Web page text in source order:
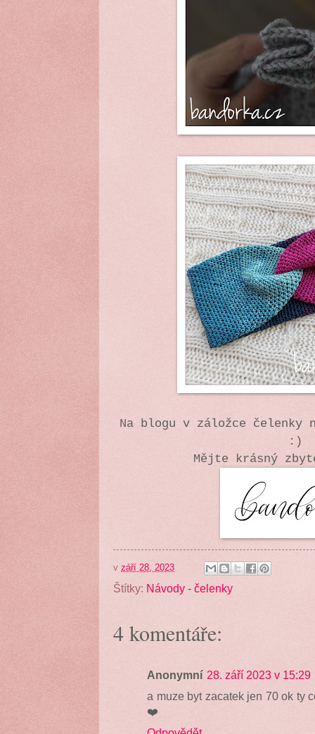
Na blogu v záložce
:)
Mějte krásný
v září 28, 2023
Štítky: Návody - čelenky
4 komentáře:
Anonymní 28. září 2023 v 15:29
a muze byt zacatek jen 70 ok ty
❤️